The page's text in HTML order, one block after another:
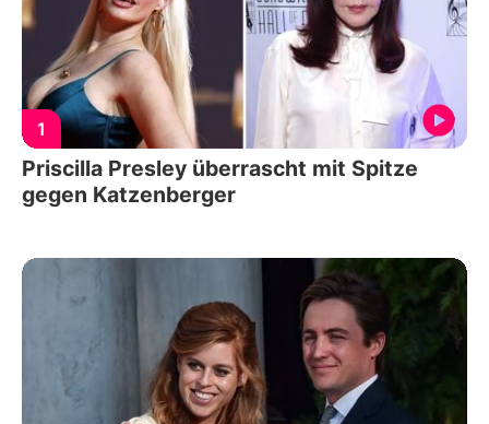
1
Priscilla Presley überrascht mit Spitze
gegen Katzenberger